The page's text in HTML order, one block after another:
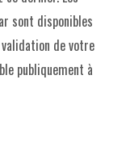
sont disponibles
de votre
publiquement à